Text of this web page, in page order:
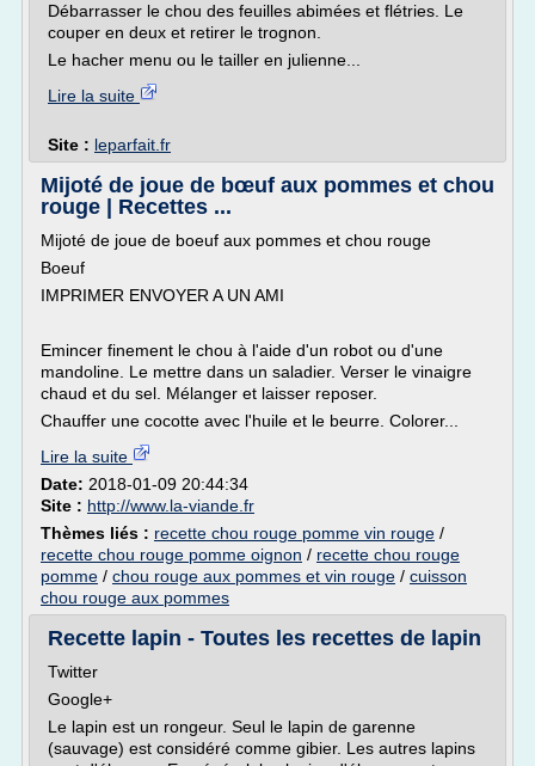
Débarrasser le chou des feuilles abimées et flétries. Le
couper en deux et retirer le trognon.
Le hacher menu ou le tailler en julienne...
Lire la suite
Site : leparfait.fr
Mijoté de joue de bœuf aux pommes et chou
rouge | Recettes ...
Mijoté de joue de boeuf aux pommes et chou rouge
Boeuf
IMPRIMER ENVOYER A UN AMI
Emincer finement le chou à l'aide d'un robot ou d'une
mandoline. Le mettre dans un saladier. Verser le vinaigre
chaud et du sel. Mélanger et laisser reposer.
Chauffer une cocotte avec l'huile et le beurre. Colorer...
Lire la suite
Date: 2018-01-09 20:44:34
Site : http://www.la-viande.fr
Thèmes liés : recette chou rouge pomme vin rouge /
recette chou rouge pomme oignon / recette chou rouge
pomme / chou rouge aux pommes et vin rouge / cuisson
chou rouge aux pommes
Recette lapin - Toutes les recettes de lapin
Twitter
Google+
Le lapin est un rongeur. Seul le lapin de garenne
(sauvage) est considéré comme gibier. Les autres lapins